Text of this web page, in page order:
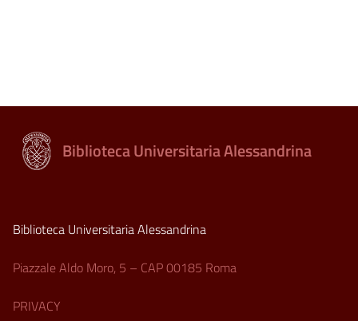
Biblioteca Universitaria Alessandrina
Biblioteca Universitaria Alessandrina
Piazzale Aldo Moro, 5 – CAP 00185 Roma
PRIVACY